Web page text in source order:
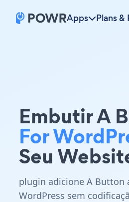
Apps Plans &
Embutir A
For
Seu
plugin adicione A Button
WordPress sem